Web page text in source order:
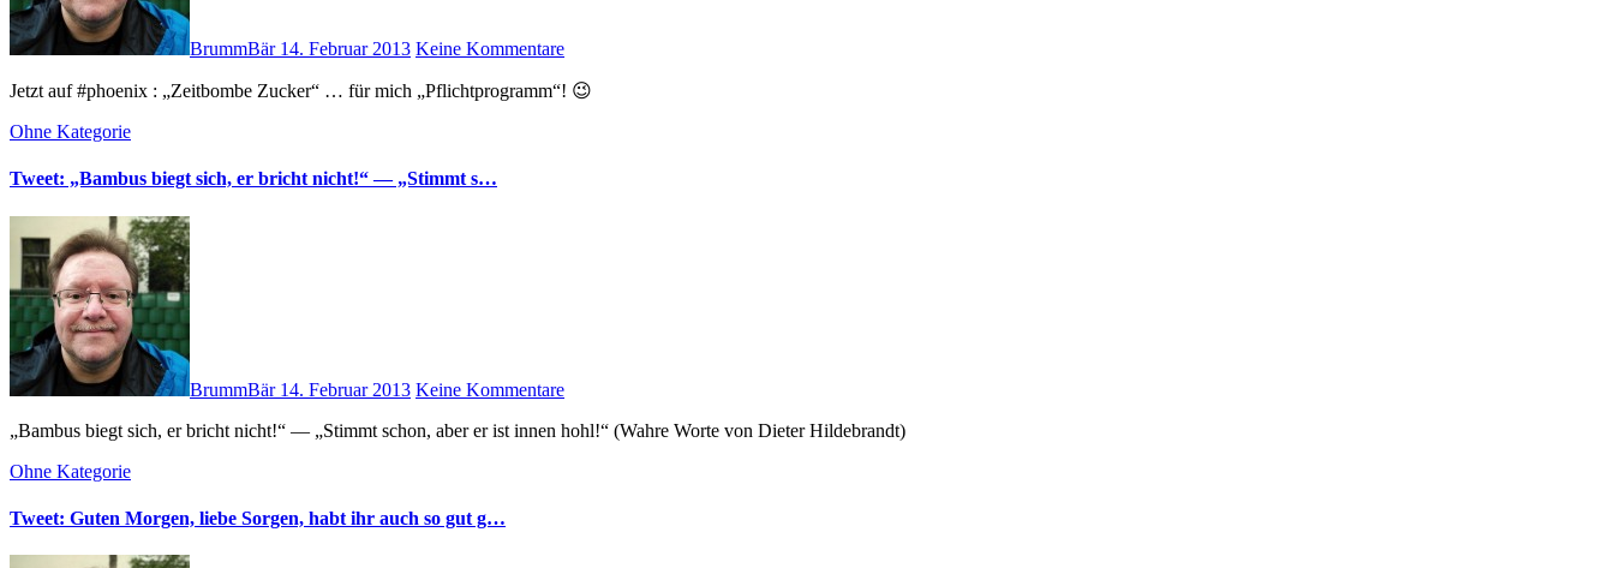
BrummBär 14. Februar 2013 Keine Kommentare
Jetzt auf #phoenix : „Zeitbombe Zucker“ … für mich „Pflichtprogramm“! 😉
Ohne Kategorie
Tweet: „Bambus biegt sich, er bricht nicht!“ — „Stimmt s…
BrummBär 14. Februar 2013 Keine Kommentare
„Bambus biegt sich, er bricht nicht!“ — „Stimmt schon, aber er ist innen hohl!“ (Wahre Worte von Dieter Hildebrandt)
Ohne Kategorie
Tweet: Guten Morgen, liebe Sorgen, habt ihr auch so gut g…